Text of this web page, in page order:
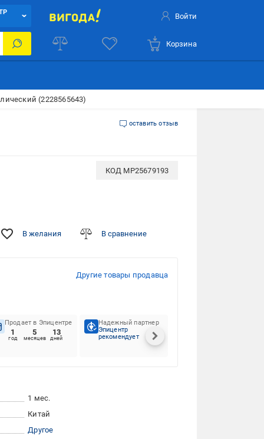
Войти
Корзина
(2228565643)
оставить отзыв
КОД MP25679193
В желания В сравнение
Другие товары продавца
Продает в Эпицентре
1
год
5
месяцев
13
дней
Надежный партнер
Эпицентр
рекомендует
1 мес.
Китай
Другое